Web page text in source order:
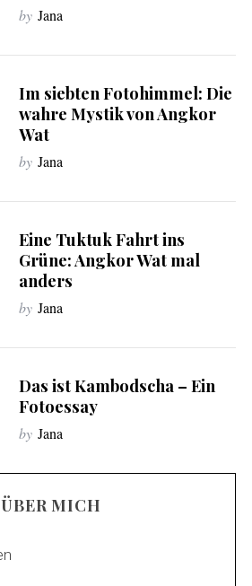
by Jana
Im siebten Fotohimmel: Die
wahre Mystik von Angkor
Wat
by Jana
Eine Tuktuk Fahrt ins
Grüne: Angkor Wat mal
anders
by Jana
Das ist Kambodscha – Ein
Fotoessay
by Jana
ÜBER MICH